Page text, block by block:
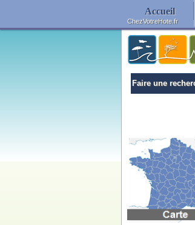
Faire une
Accueil
ChezVotreHote.fr